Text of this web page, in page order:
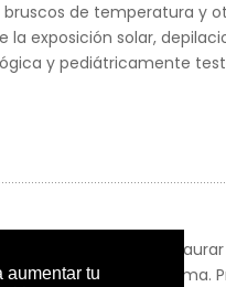
de temperatura y
exposición solar,
y pediátricamente
Indicado para
incluso la más extrema.